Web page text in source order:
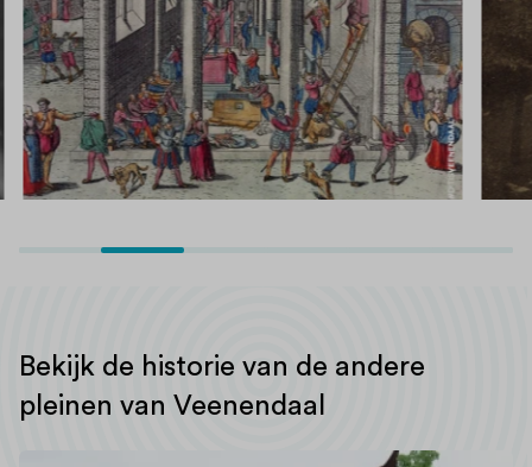
Bekijk de historie van de andere
pleinen van Veenendaal